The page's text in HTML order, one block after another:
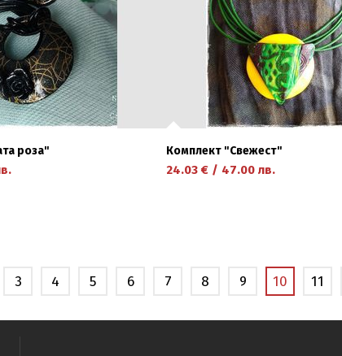
роза" Комплект "Свежест"
24.03 € / 47.00 лв.
3 4 5 6 7 8 9 10 11